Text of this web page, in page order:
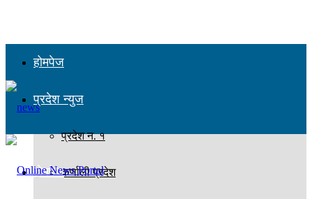
होमपेज
प्रदेश न्युज
प्रदेश न. १
कर्णाली प्रदेश
होमपेज